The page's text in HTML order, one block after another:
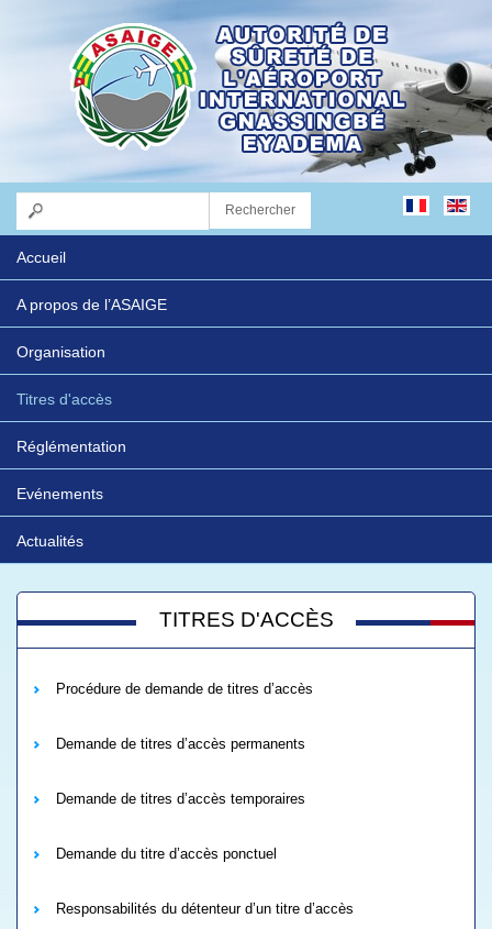
Accueil
A propos de l’ASAIGE
Organisation
Titres d'accès
Réglémentation
Evénements
Actualités
TITRES D'ACCÈS
Procédure de demande de titres d’accès
Demande de titres d’accès permanents
Demande de titres d’accès temporaires
Demande du titre d’accès ponctuel
Responsabilités du détenteur d’un titre d’accès